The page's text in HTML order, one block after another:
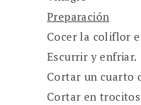
Preparación
Cocer la coliflor
Escurrir y enfriar.
Cortar un cuarto
Cortar en